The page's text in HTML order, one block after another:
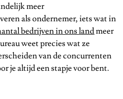
meer
als ondernemer, iets wat in
bedrijven in ons landmeer
weet precies wat ze
van de concurrenten
je altijd een stapje voor bent.